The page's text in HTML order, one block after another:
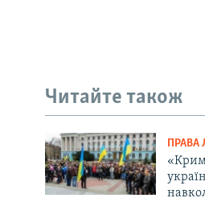
Читайте також
«Крим